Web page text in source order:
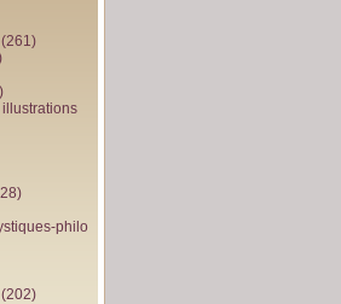
(261)
philo
(202)